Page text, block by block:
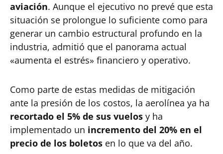
aviación. Aunque el ejecutivo no prevé que esta
situación se prolongue lo suficiente como para
generar un cambio estructural profundo en la
industria, admitió que el panorama actual
«aumenta el estrés» financiero y operativo.
Como parte de estas medidas de mitigación
ante la presión de los costos, la aerolínea ya ha
recortado el 5% de sus vuelos y ha
implementado un incremento del 20% en el
precio de los boletos en lo que va del año.